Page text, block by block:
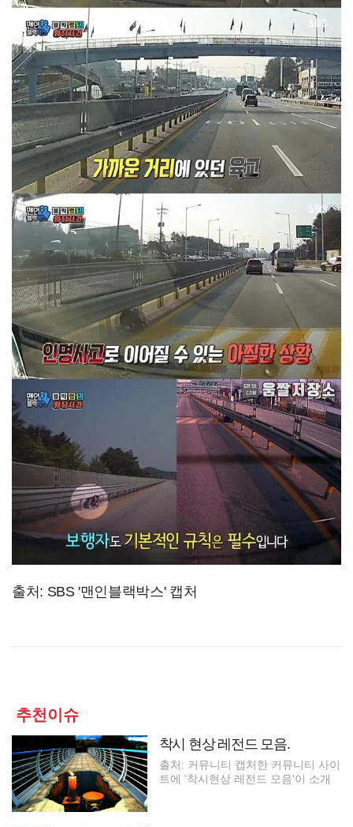
출처: SBS '맨인블랙박스' 캡처
추천이슈
착시 현상 레전드 모음.
출처: 커뮤니티 캡처한 커뮤니티 사이
트에 '착시현상 레전드 모음'이 소개